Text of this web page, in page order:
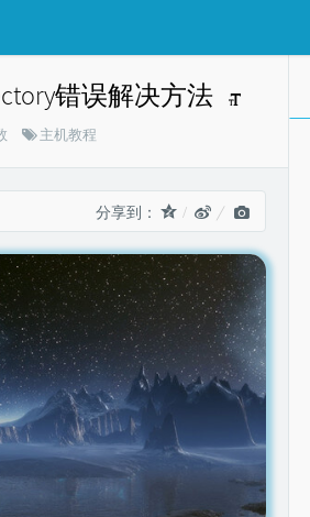
错误解决方法
分
主机教程
分享到：